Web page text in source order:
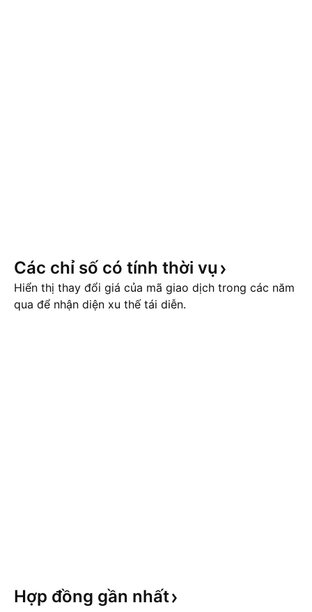
Các chỉ số có tính thời vụ
Hiển thị thay đổi giá của mã giao dịch trong các năm
qua để nhận diện xu thế tái diễn.
Hợp đồng gần nhất